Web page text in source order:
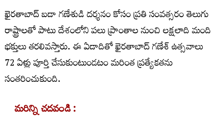
ఖైరతాబాద్ బడా గణేశుడి దర్శనం కోసం ప్రతి సంవత్సరం తెలుగు
రాష్ట్రాలతో పాటు దేశంలోని పలు ప్రాంతాల నుంచి లక్షలాది మంది
భక్తులు తరలివస్తారు. ఈ ఏడాదితో ఖైరతాబాద్ గణేశ్ ఉత్సవాలు
72 ఏళ్లు పూర్తి చేసుకుంటుండటం మరింత ప్రత్యేకతను
సంతరించుకుంది.
మరిన్ని చదవండి :